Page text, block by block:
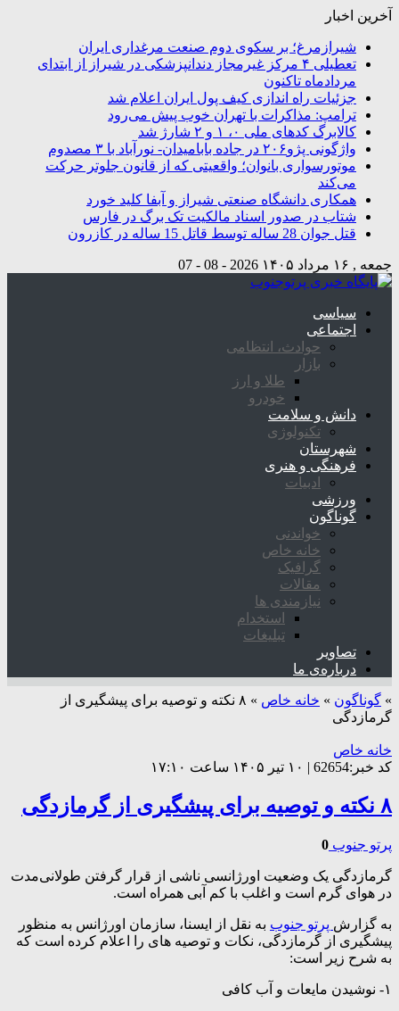
آخرین اخبار
شیرازمرغ؛ بر سکوی دوم صنعت مرغداری ایران
تعطیلی ۴ مرکز غیرمجاز دندانپزشکی در شیراز از ابتدای
مردادماه تاکنون
جزئیات راه اندازی کیف پول ایران اعلام شد
ترامپ: مذاکرات با تهران خوب پیش می‌رود
کالابرگ کدهای ملی ۰، ۱ و ۲ شارژ شد
واژگونی پژو۲۰۶ در جاده بابامیدان- نورآباد با ۳ مصدوم
موتورسواری بانوان؛ واقعیتی که از قانون جلوتر حرکت
می‌کند
همکاری دانشگاه صنعتی شیراز و آبفا کلید خورد
شتاب در صدور اسناد مالکیت تک برگ در فارس
قتل جوان 28 ساله توسط قاتل 15 ساله در کازرون
جمعه , ۱۶ مرداد ۱۴۰۵ 2026 - 08 - 07
سیاسی
اجتماعی
حوادث، انتظامی
بازار
طلا و ارز
خودرو
دانش و سلامت
تکنولوژی
شهرستان
فرهنگی و هنری
ادبیات
ورزشی
گوناگون
خواندنی
خانه خاص
گرافیک
مقالات
نیازمندی ها
استخدام
تبلیغات
تصاویر
درباره‌ی ما
» گوناگون » خانه خاص »
۸ نکته و توصیه برای پیشگیری از
گرمازدگی
خانه خاص
کد خبر:62654 | ۱۰ تیر ۱۴۰۵ ساعت ۱۷:۱۰
۸ نکته و توصیه برای پیشگیری از گرمازدگی
پرتو جنوب 0
گرمازدگی یک وضعیت اورژانسی ناشی از قرار گرفتن طولانی‌مدت
در هوای گرم است و اغلب با کم آبی همراه است.
به گزارش پرتو جنوب به نقل از ایسنا، سازمان اورژانس به منظور
پیشگیری از گرمازدگی، نکات و توصیه های را اعلام کرده است که
به شرح زیر است:
۱- نوشیدن مایعات و آب کافی